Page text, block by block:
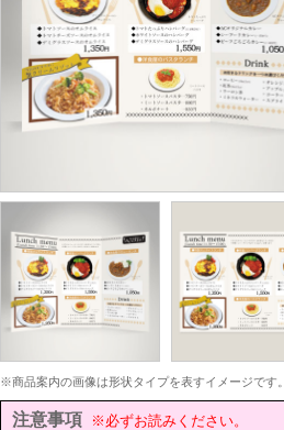
※商品案内の画像は形状タイプを表すイメージです。
注意事項 ※必ずお読みください。